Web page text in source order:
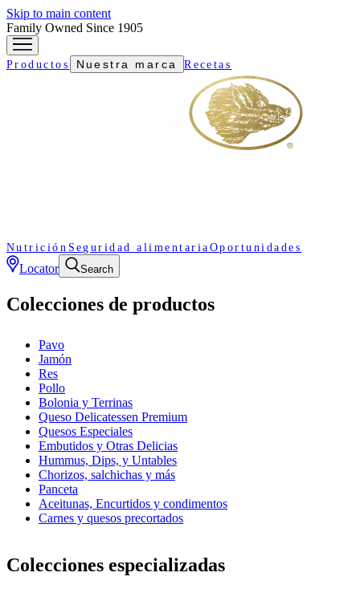
Skip to main content
Family Owned Since 1905
Productos Nuestra marca Recetas
Nutrición Seguridad alimentaria Oportunidades
Locator Search
Colecciones de productos
Pavo
Jamón
Res
Pollo
Bolonia y Terrinas
Queso Delicatessen Premium
Quesos Especiales
Embutidos y Otras Delicias
Hummus, Dips, y Untables
Chorizos, salchichas y más
Panceta
Aceitunas, Encurtidos y condimentos
Carnes y quesos precortados
Colecciones especializadas